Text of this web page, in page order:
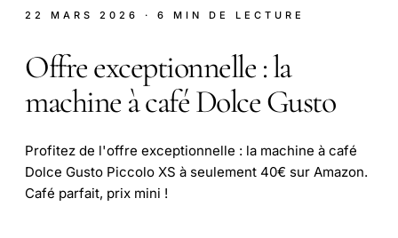
22 MARS 2026 · 6 MIN DE LECTURE
Offre exceptionnelle : la
machine à café Dolce Gusto
Profitez de l'offre exceptionnelle : la machine à café
Dolce Gusto Piccolo XS à seulement 40€ sur Amazon.
Café parfait, prix mini !